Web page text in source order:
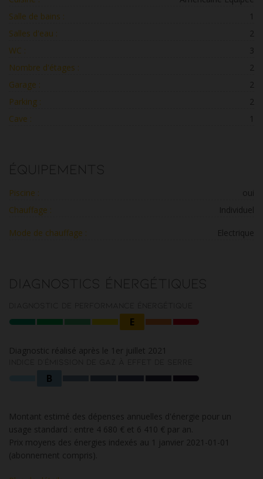
Salle de bains :
1
Salles d'eau :
2
WC :
3
Nombre d'étages :
2
Garage :
2
Parking :
2
Cave :
1
Équipements
Piscine :
oui
Chauffage :
Individuel
Mode de chauffage : Electrique
Diagnostics énergétiques
E
Diagnostic réalisé après le 1er juillet 2021
B
Montant estimé des dépenses annuelles d'énergie pour un
usage standard : entre 4 680 € et 6 410 € par an.
Prix moyens des énergies indexés au 1 janvier 2021-01-01
(abonnement compris).